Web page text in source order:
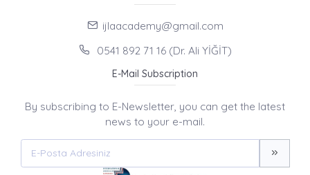
ijlaacademy@gmail.com
0541 892 71 16 (Dr. Ali YİĞİT)
E-Mail Subscription
By subscribing to E-Newsletter, you can get the latest
news to your e-mail.